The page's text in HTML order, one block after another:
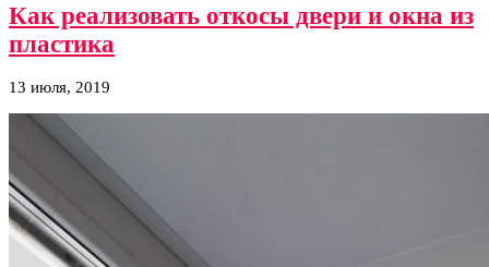
Как реализовать откосы двери и окна из
пластика
13 июля, 2019